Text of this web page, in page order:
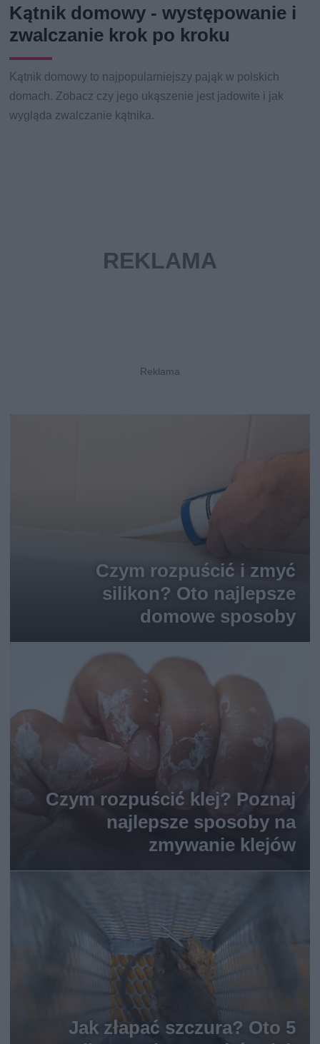
Kątnik domowy - występowanie i
zwalczanie krok po kroku
Kątnik domowy to najpopularniejszy pająk w polskich
domach. Zobacz czy jego ukąszenie jest jadowite i jak
wygląda zwalczanie kątnika.
Czym rozpuścić i zmyć
silikon? Oto najlepsze
domowe sposoby
Czym rozpuścić klej? Poznaj
najlepsze sposoby na
zmywanie klejów
Jak złapać szczura? Oto 5